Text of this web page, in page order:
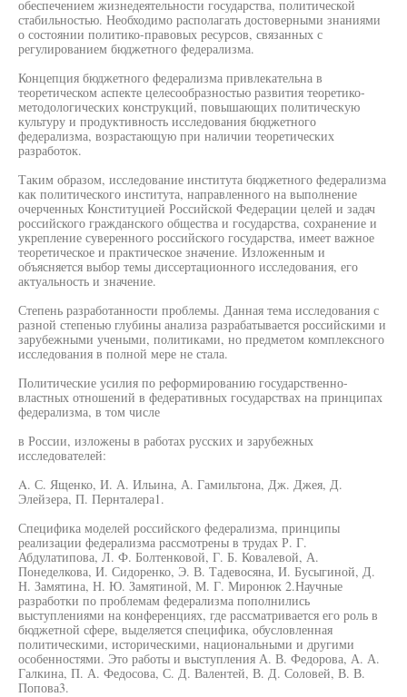
обеспечением жизнедеятельности государства, политической
стабильностью. Необходимо располагать достоверными знаниями
о состоянии политико-правовых ресурсов, связанных с
регулированием бюджетного федерализма.
Концепция бюджетного федерализма привлекательна в
теоретическом аспекте целесообразностью развития теоретико-
методологических конструкций, повышающих политическую
культуру и продуктивность исследования бюджетного
федерализма, возрастающую при наличии теоретических
разработок.
Таким образом, исследование института бюджетного федерализма
как политического института, направленного на выполнение
очерченных Конституцией Российской Федерации целей и задач
российского гражданского общества и государства, сохранение и
укрепление суверенного российского государства, имеет важное
теоретическое и практическое значение. Изложенным и
объясняется выбор темы диссертационного исследования, его
актуальность и значение.
Степень разработанности проблемы. Данная тема исследования с
разной степенью глубины анализа разрабатывается российскими и
зарубежными учеными, политиками, но предметом комплексного
исследования в полной мере не стала.
Политические усилия по реформированию государственно-
властных отношений в федеративных государствах на принципах
федерализма, в том числе
в России, изложены в работах русских и зарубежных
исследователей:
A. С. Ященко, И. А. Ильина, А. Гамильтона, Дж. Джея, Д.
Элейзера, П. Пернталера1.
Специфика моделей российского федерализма, принципы
реализации федерализма рассмотрены в трудах Р. Г.
Абдулатипова, Л. Ф. Болтенковой, Г. Б. Ковалевой, А.
Понеделкова, И. Сидоренко, Э. В. Тадевосяна, И. Бусыгиной, Д.
Н. Замятина, Н. Ю. Замятиной, М. Г. Миронюк 2.Научные
разработки по проблемам федерализма пополнились
выступлениями на конференциях, где рассматривается его роль в
бюджетной сфере, выделяется специфика, обусловленная
политическими, историческими, национальными и другими
особенностями. Это работы и выступления А. В. Федорова, А. А.
Галкина, П. А. Федосова, С. Д. Валентей, В. Д. Соловей, В. В.
Попова3.